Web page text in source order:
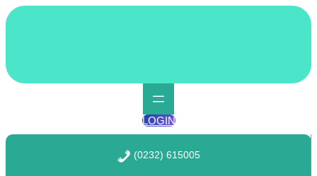
Lewati
ke
LOGIN
(0232) 615005